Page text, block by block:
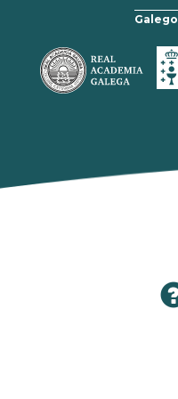
Galego